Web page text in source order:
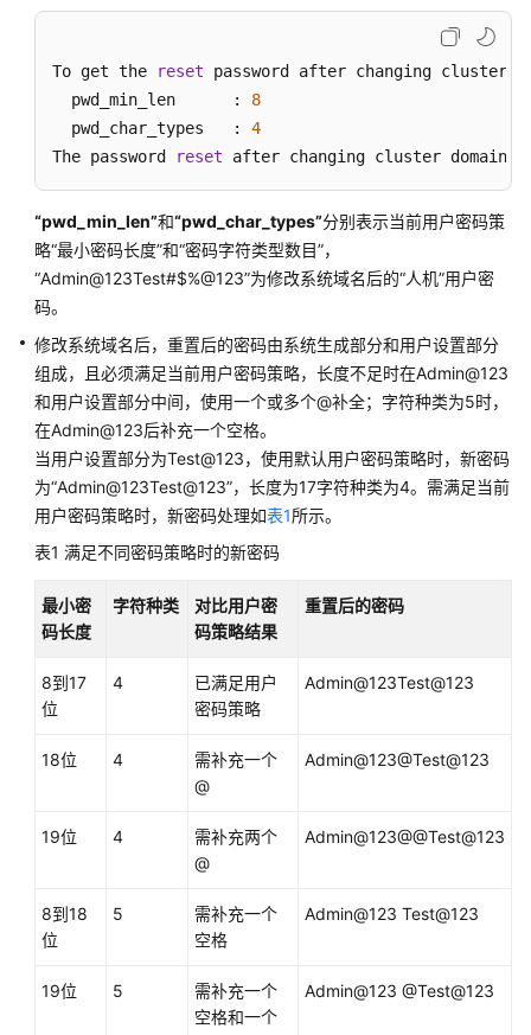
提
交
MRS
作
理
MRS
群
MRS
集
群
MRS
群
运
To get the reset password after changing cluster
  pwd_min_len      :
8
  pwd_char_types   :
4
The password
reset after changing cluster domain
“pwd_min_len”和“pwd_char_types”分别表示当前用户密码策
略“最小密码长度”和“密码字符类型数目”，
“Admin@123Test#$%@123”为修改系统域名后的“人机”用户密
码。
修改系统域名后，重置后的密码由系统生成部分和用户设置部分
组成，且必须满足当前用户密码策略，长度不足时在Admin@123
和用户设置部分中间，使用一个或多个@补全；字符种类为5时，
在Admin@123后补充一个空格。
当用户设置部分为Test@123，使用默认用户密码策略时，新密码
为“Admin@123Test@123”，长度为17字符种类为4。需满足当前
用户密码策略时，新密码处理如表1所示。
表1 满足不同密码策略时的新密码
最小密
码长度
字符种类
对比用户密
码策略结果
重置后的密码
8到17
位
4
已满足用户
密码策略
Admin@123Test@123
18位 4
需补充一个
@
Admin@123@Test@123
19位 4
需补充两个
@
Admin@123@@Test@123
8到18
位
5
需补充一个
空格
Admin@123 Test@123
19位 5
需补充一个
空格和一个
Admin@123 @Test@123